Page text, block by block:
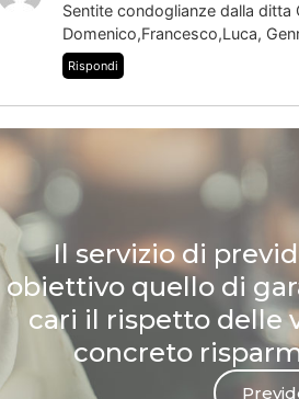
Sentite condoglianze dalla
Domenico,Francesco,Luca,
Rispondi
Il servizio di
obiettivo quello di
cari il rispetto delle
concreto